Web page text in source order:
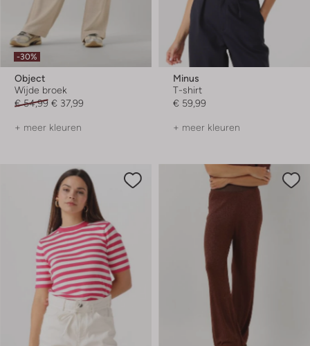
-30%
Object
Wijde broek
€ 54,99 € 37,99
+ meer kleuren
Minus
T-shirt
€ 59,99
+ meer kleuren